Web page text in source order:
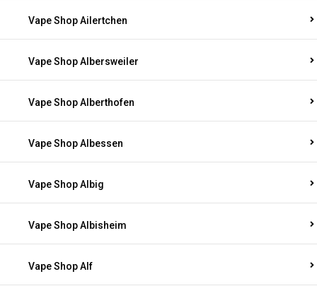
Vape Shop Ailertchen
Vape Shop Albersweiler
Vape Shop Alberthofen
Vape Shop Albessen
Vape Shop Albig
Vape Shop Albisheim
Vape Shop Alf